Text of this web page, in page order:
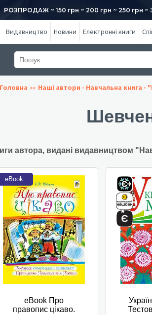
РОЗПРОДАЖ ~ 150 грн ~ 200 грн ~ 250 грн
Видавництво Новини Електронні книги
Головна Наші автори - Навчальна книга -
автора, видані видавництвом
eBook
eBook Про
правопис цікаво.